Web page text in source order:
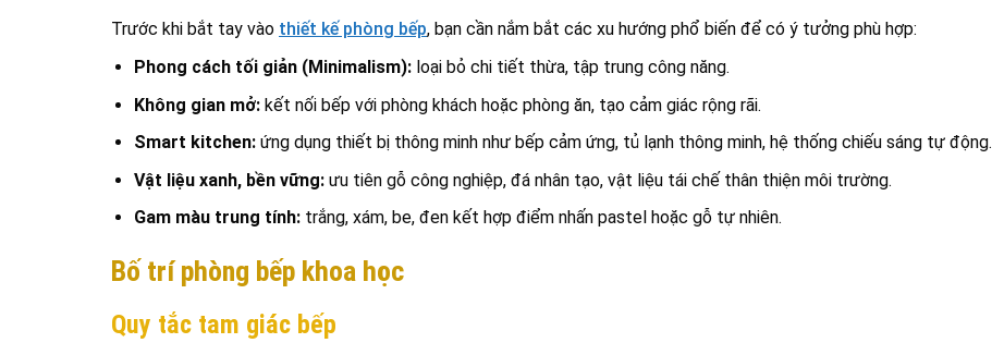
Trước khi bắt tay vào thiết kế phòng bếp, bạn cần nắm bắt các xu hướng phổ biến để có ý tưởng phù hợp:
Phong cách tối giản (Minimalism):loại bỏ chi tiết thừa, tập trung công năng.
Không gian mở:kết nối bếp với phòng khách hoặc phòng ăn, tạo cảm giác rộng rãi.
Smart kitchen:ứng dụng thiết bị thông minh như bếp cảm ứng, tủ lạnh thông minh, hệ thống chiếu sáng tự động.
Vật liệu xanh, bền vững:ưu tiên gỗ công nghiệp, đá nhân tạo, vật liệu tái chế thân thiện môi trường.
Gam màu trung tính:trắng, xám, be, đen kết hợp điểm nhấn pastel hoặc gỗ tự nhiên.
Bố trí phòng bếp khoa học
Quy tắc tam giác bếp